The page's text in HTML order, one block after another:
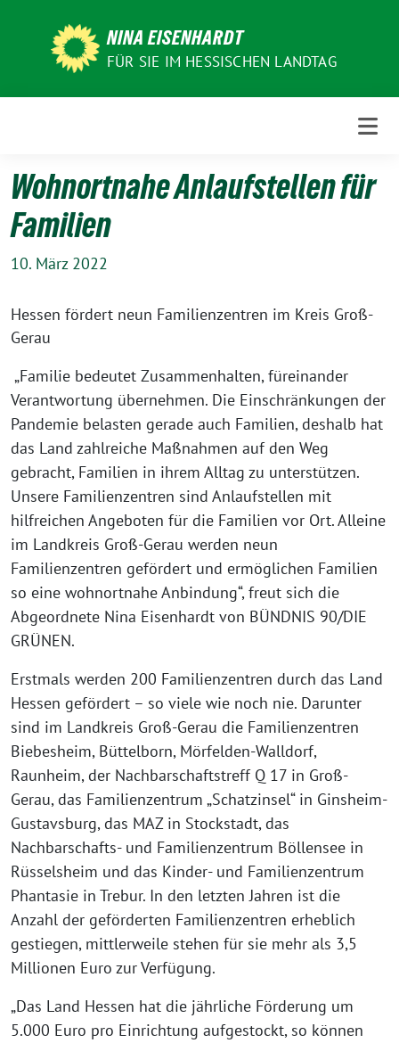
NINA EISENHARDT
FÜR SIE IM HESSISCHEN LANDTAG
Wohnortnahe Anlaufstellen für
Familien
10. März 2022
Hessen fördert neun Familienzentren im Kreis Groß-
Gerau
„Familie bedeutet Zusammenhalten, füreinander
Verantwortung übernehmen. Die Einschränkungen der
Pandemie belasten gerade auch Familien, deshalb hat
das Land zahlreiche Maßnahmen auf den Weg
gebracht, Familien in ihrem Alltag zu unterstützen.
Unsere Familienzentren sind Anlaufstellen mit
hilfreichen Angeboten für die Familien vor Ort. Alleine
im Landkreis Groß-Gerau werden neun
Familienzentren gefördert und ermöglichen Familien
so eine wohnortnahe Anbindung“, freut sich die
Abgeordnete Nina Eisenhardt von BÜNDNIS 90/DIE
GRÜNEN.
Erstmals werden 200 Familienzentren durch das Land
Hessen gefördert – so viele wie noch nie. Darunter
sind im Landkreis Groß-Gerau die Familienzentren
Biebesheim, Büttelborn, Mörfelden-Walldorf,
Raunheim, der Nachbarschaftstreff Q 17 in Groß-
Gerau, das Familienzentrum „Schatzinsel“ in Ginsheim-
Gustavsburg, das MAZ in Stockstadt, das
Nachbarschafts- und Familienzentrum Böllensee in
Rüsselsheim und das Kinder- und Familienzentrum
Phantasie in Trebur. In den letzten Jahren ist die
Anzahl der geförderten Familienzentren erheblich
gestiegen, mittlerweile stehen für sie mehr als 3,5
Millionen Euro zur Verfügung.
„Das Land Hessen hat die jährliche Förderung um
5.000 Euro pro Einrichtung aufgestockt, so können